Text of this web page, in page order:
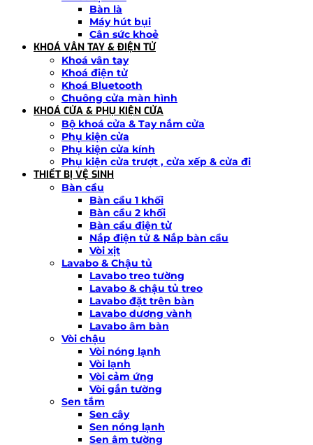
Bàn là
Máy hút bụi
Cân sức khoẻ
KHOÁ VÂN TAY & ĐIỆN TỬ
Khoá vân tay
Khoá điện tử
Khoá Bluetooth
Chuông cửa màn hình
KHOÁ CỬA & PHỤ KIỆN CỬA
Bộ khoá cửa & Tay nắm cửa
Phụ kiện cửa
Phụ kiện cửa kính
Phụ kiện cửa trượt , cửa xếp & cửa đi
THIẾT BỊ VỆ SINH
Bàn cầu
Bàn cầu 1 khối
Bàn cầu 2 khối
Bàn cầu điện tử
Nắp điện tử & Nắp bàn cầu
Vòi xịt
Lavabo & Chậu tủ
Lavabo treo tường
Lavabo & chậu tủ treo
Lavabo đặt trên bàn
Lavabo dương vành
Lavabo âm bàn
Vòi chậu
Vòi nóng lạnh
Vòi lạnh
Vòi cảm ứng
Vòi gắn tường
Sen tắm
Sen cây
Sen nóng lạnh
Sen âm tường